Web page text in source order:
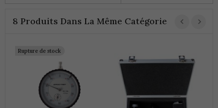
8 Produits Dans La Même Catégorie
Rupture de stock